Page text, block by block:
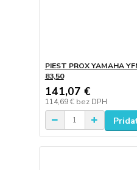
PIEST PROX YAMAHA
83,50
141,07 €
114,69 € bez DPH